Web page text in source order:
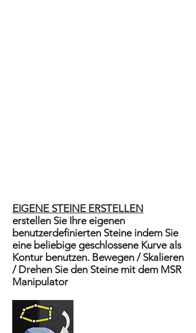
EIGENE STEINE ERSTELLEN
erstellen Sie Ihre eigenen
benutzerdefinierten Steine indem Sie
eine beliebige geschlossene Kurve als
Kontur benutzen. Bewegen / Skalieren
/ Drehen Sie den Steine mit dem MSR
Manipulator